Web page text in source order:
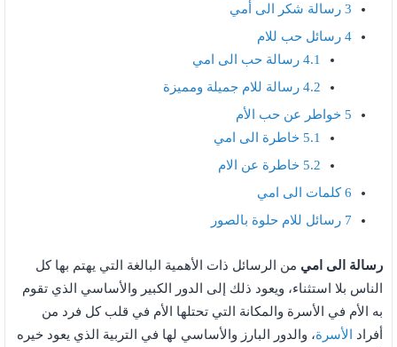
3 رسالة شكر الى أمي
4 رسائل حب للام
4.1 رسالة حب الى امي
4.2 رسالة للام جميلة ومميزة
5 خواطر عن حب الأم
5.1 خاطرة الى امي
5.2 خاطرة عن الام
6كلمات الى امي
7 رسائل للام حلوة بالصور
رسالة الى امي من الرسائل ذات الأهمية البالغة التي يهتم بها كل
الناس بلا استثناء، ويعود ذلك إلى الدور الكبير والأساسي الذي تقوم
به الأم في الأسرة والمكانة التي تحتلها الأم في قلب كل فرد من
أفراد
الأسرة، والدور البارز والأساسي لها في التربية الذي يعود خيره